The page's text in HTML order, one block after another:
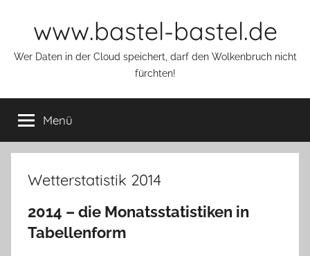
www.bastel-bastel.de
Wer Daten in der Cloud speichert, darf den Wolkenbruch nicht
fürchten!
Menü
Wetterstatistik 2014
2014 – die Monatsstatistiken in
Tabellenform